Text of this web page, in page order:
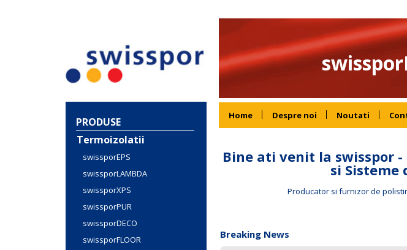
Home Despre noi Noutati
PRODUSE
Termoizolatii
swissporEPS
swissporLAMBDA
swissporXPS
swissporPUR
swissporDECO
swissporFLOOR
Bine ati venit la swisspor
si Sisteme
Producator si furnizor de
Breaking News